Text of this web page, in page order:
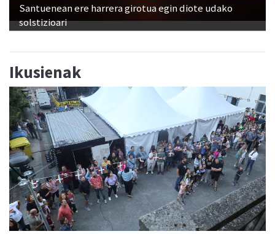
Santuenean ere harrera girotua egin diote udako
solstizioari
Ikusienak